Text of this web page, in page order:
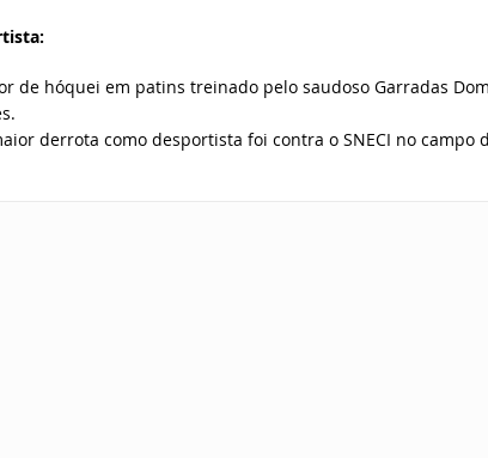
de hóquei em patins treinado pelo saudoso Garradas
derrota como desportista foi contra o SNECI no campo